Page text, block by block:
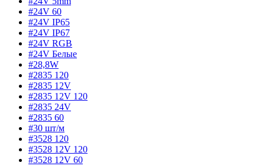
#24V 60
#24V IP65
#24V IP67
#24V RGB
#24V Белые
#28,8W
#2835 120
#2835 12V
#2835 12V 120
#2835 24V
#2835 60
#30 шт/м
#3528 120
#3528 12V 120
#3528 12V 60